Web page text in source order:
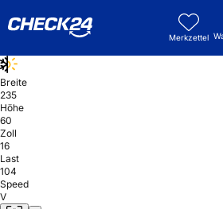
Merkzettel
Breite
235
Höhe
60
Zoll
16
Last
104
Speed
V